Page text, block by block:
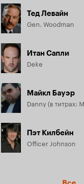
Тед Левайн
Gen. Woodman
Итан Сапли
Deke
Майкл Бауэр
Пэт Килбейн
Officer Johnson